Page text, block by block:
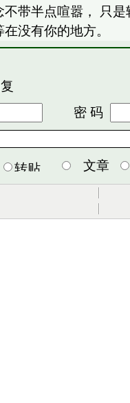
带半点喧嚣， 只
没有你的地方。
密 码
文章